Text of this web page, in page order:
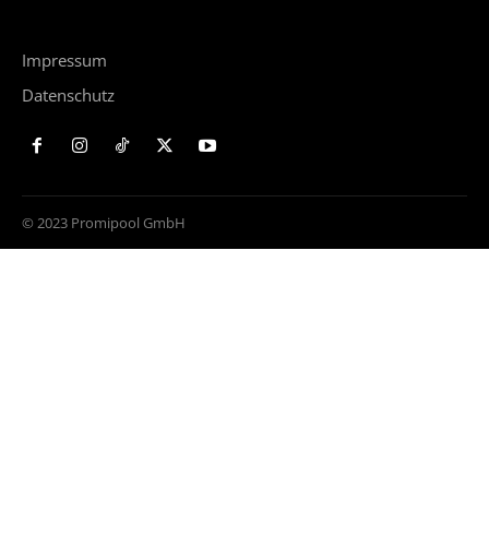
Impressum
Datenschutz
© 2023 Promipool GmbH